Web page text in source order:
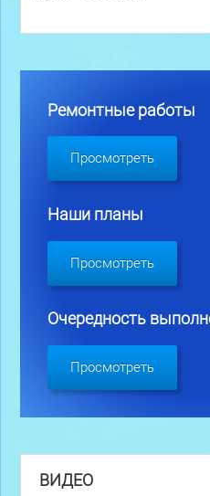
Ремонтные работы
Просмотреть
Наши планы
Просмотреть
Очередность
Просмотреть
ВИДЕО